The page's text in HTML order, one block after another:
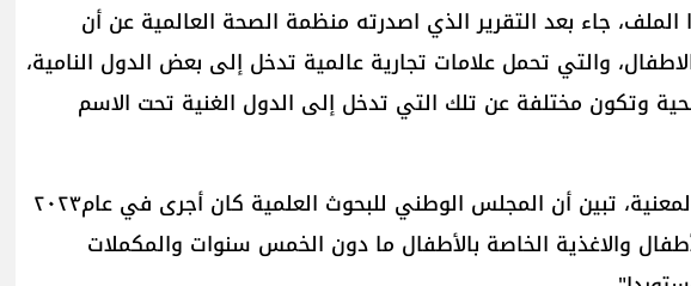
جاء بعد التقرير الذي اصدرته منظمة الصحة العالمية عن أن
والتي تحمل علامات تجارية عالمية تدخل إلى بعض الدول النامية،
وتكون مختلفة عن تلك التي تدخل إلى الدول الغنية تحت الاسم
وقالت: "بعد التواصل مع الجهات المعنية، تبين أن المجلس الوطني للبحوث العلمية كان أجرى في عام٢٠٢٣
والاغذية الخاصة بالأطفال ما دون الخمس سنوات والمكملات